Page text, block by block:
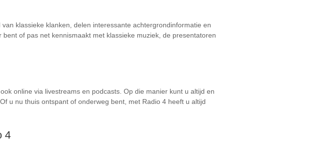
klassieke klanken, delen interessante achtergrondinformatie en
of pas net kennismaakt met klassieke muziek, de presentatoren
online via livestreams en podcasts. Op die manier kunt u altijd en
u nu thuis ontspant of onderweg bent, met Radio 4 heeft u altijd
4